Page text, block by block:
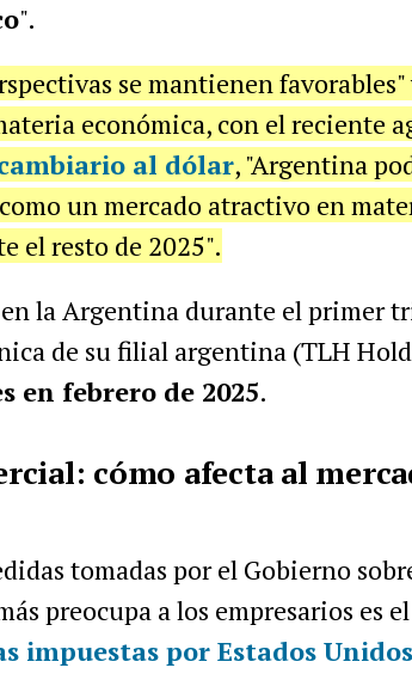
".
se mantienen favorables"
económica, con el reciente
al dólar, "Argentina
un mercado atractivo en
el resto de 2025".
la Argentina durante el primer
de su filial argentina (TLH
en febrero de 2025.
cómo afecta al
tomadas por el Gobierno
preocupa a los empresarios es
impuestas por Estados Unidos